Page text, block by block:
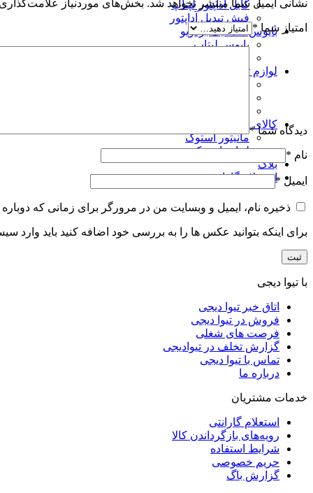
کابل اداپتور لپتاپ
فیش تبدیل آداپتور
بایوس شماتیک بردویو
بایوس لپتاپ
لوازم تعمیرات
کالای استوک
مانیتور استوک
لپتاپ استوک
بلاگ
استعلام گارانتی
نشانی ایمیل شما منتشر نخواهد شد. بخش‌های موردنیاز
امتیاز شما *
دیدگاه شما*
نام *
ایمیل *
ذخیره نام، ایمیل و وبسایت من در مرورگر برای زمانی که
برای اینکه بتوانید عکس ها را به بررسی خود اضافه کنید باید وارد
با تیوا دیجی
اتاق خبر تیوا دیجی
فروش در تیوا دیجی
فرصت های شغلی
گزارش تخلف در تیوادیجی
تماس با تیوا دیجی
درباره ما
خدمات مشتریان
استعلام گارانتی
رویه‌های بازگرداندن کالا
شرایط استفاده
حریم خصوصی
گزارش باگ